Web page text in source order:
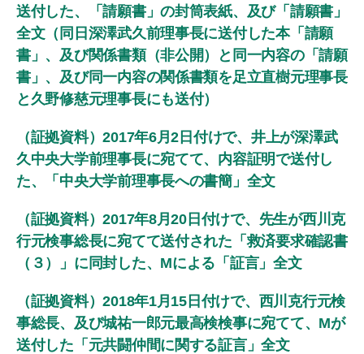
送付した、「請願書」の封筒表紙、及び「請願書」
全文（同日深澤武久前理事長に送付した本「請願
書」、及び関係書類（非公開）と同一内容の「請願
書」、及び同一内容の関係書類を足立直樹元理事長
と久野修慈元理事長にも送付）
（証拠資料）2017年6月2日付けで、井上が深澤武
久中央大学前理事長に宛てて、内容証明で送付し
た、「中央大学前理事長への書簡」全文
（証拠資料）2017年8月20日付けで、先生が西川克
行元検事総長に宛てて送付された「救済要求確認書
（３）」に同封した、Mによる「証言」全文
（証拠資料）2018年1月15日付けで、西川克行元検
事総長、及び城祐一郎元最高検検事に宛てて、Mが
送付した「元共闘仲間に関する証言」全文